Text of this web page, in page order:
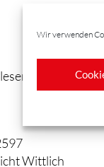
Wir verwenden
GmbH
Wittlich